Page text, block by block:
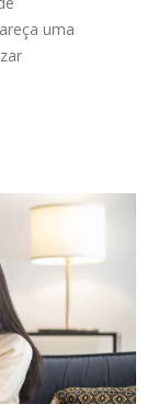
uma